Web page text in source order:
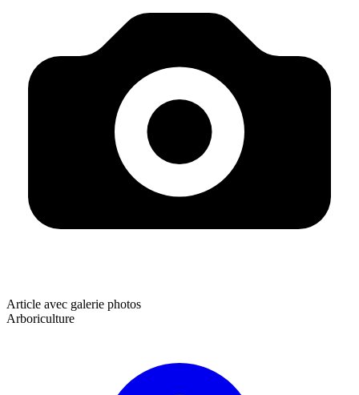
Article avec galerie photos
Arboriculture